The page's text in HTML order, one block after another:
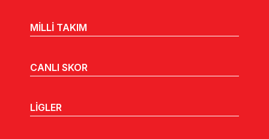
MİLLİ TAKIM
CANLI SKOR
LİGLER